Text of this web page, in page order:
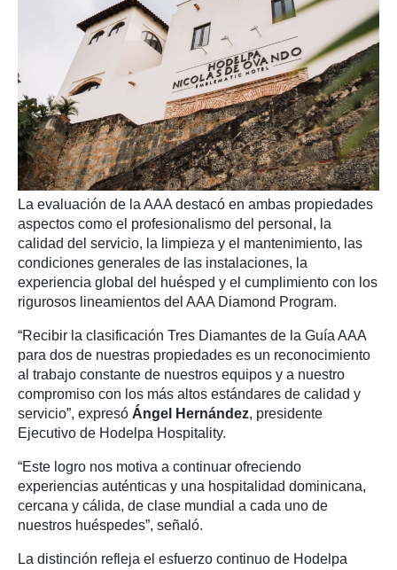
La evaluación de la AAA destacó en ambas propiedades
aspectos como el profesionalismo del personal, la
calidad del servicio, la limpieza y el mantenimiento, las
condiciones generales de las instalaciones, la
experiencia global del huésped y el cumplimiento con los
rigurosos lineamientos del AAA Diamond Program.
“Recibir la clasificación Tres Diamantes de la Guía AAA
para dos de nuestras propiedades es un reconocimiento
al trabajo constante de nuestros equipos y a nuestro
compromiso con los más altos estándares de calidad y
servicio”, expresó Ángel Hernández, presidente
Ejecutivo de Hodelpa Hospitality.
“Este logro nos motiva a continuar ofreciendo
experiencias auténticas y una hospitalidad dominicana,
cercana y cálida, de clase mundial a cada uno de
nuestros huéspedes”, señaló.
La distinción refleja el esfuerzo continuo de Hodelpa